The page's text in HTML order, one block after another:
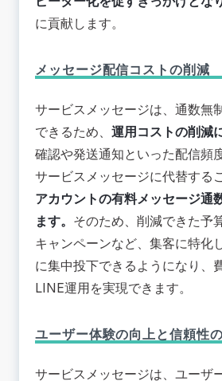
に貢献します。
メッセージ配信コストの削減
サービスメッセージは、通数無
できるため、 運用コストの削減
確認や発送通知といった配信頻
サービスメッセージに代替する
アカウントの有料メッセージ通
ます。 そのため、削減できた予
キャンペーンなど、集客に特化
に集中投下できるようになり、
LINE運用を実現できます。
ユーザー体験の向上と信頼性
サービスメッセージは、ユーザ